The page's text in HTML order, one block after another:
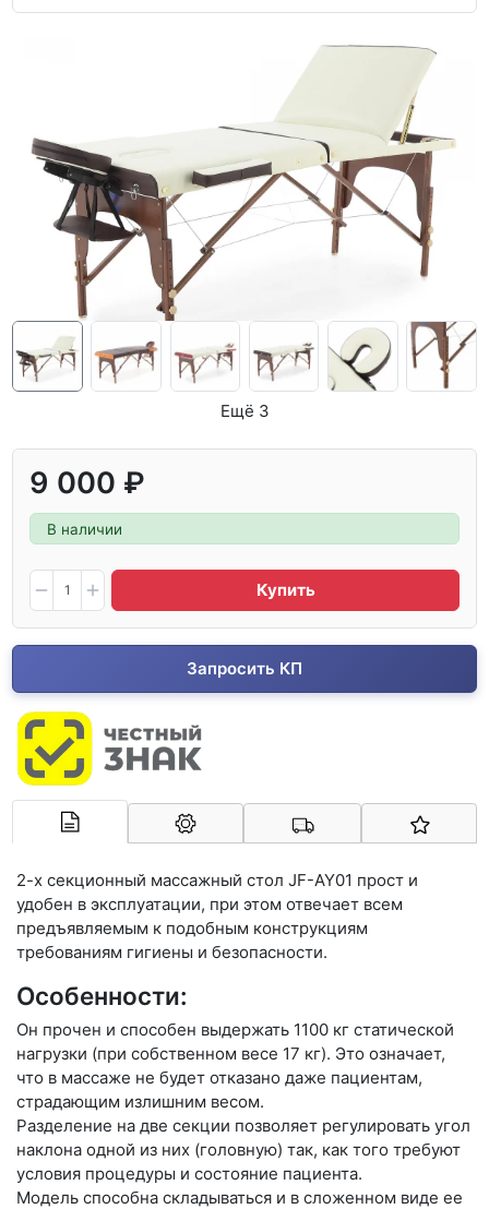
Ещё 3
9 000 ₽
В наличии
Купить
Запросить КП
2-х секционный массажный стол JF-AY01 прост и
удобен в эксплуатации, при этом отвечает всем
предъявляемым к подобным конструкциям
требованиям гигиены и безопасности.
Особенности:
Он прочен и способен выдержать 1100 кг статической
нагрузки (при собственном весе 17 кг). Это означает,
что в массаже не будет отказано даже пациентам,
страдающим излишним весом.
Разделение на две секции позволяет регулировать угол
наклона одной из них (головную) так, как того требуют
условия процедуры и состояние пациента.
Модель способна складываться и в сложенном виде ее